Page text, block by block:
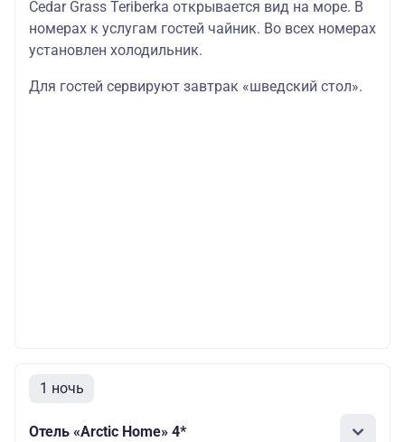
Cedar Grass Teriberka открывается вид на море. В
номерах к услугам гостей чайник. Во всех номерах
установлен холодильник.
Для гостей сервируют завтрак «шведский стол».
1 ночь
Отель «Arctic Home» 4*